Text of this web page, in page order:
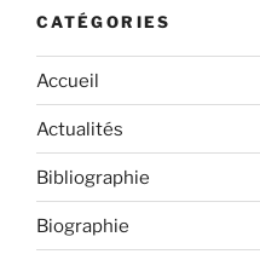
CATÉGORIES
Accueil
Actualités
Bibliographie
Biographie